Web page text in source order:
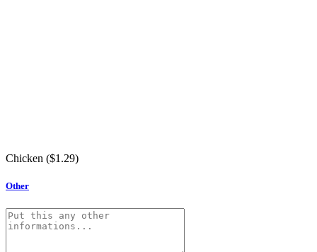
Chicken ($1.29)
Other